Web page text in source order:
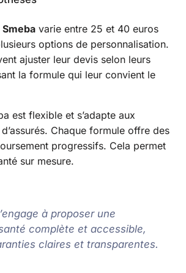
varie entre 25 et 40 euros
options de personnalisation.
ajuster leur devis selon leurs
la formule qui leur convient le
est flexible et s’adapte aux
Chaque formule offre des
progressifs. Cela permet
sur mesure.
à proposer une
complète et accessible,
claires et transparentes.